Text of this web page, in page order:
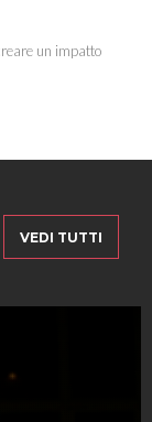
un impatto
VEDI TUTTI